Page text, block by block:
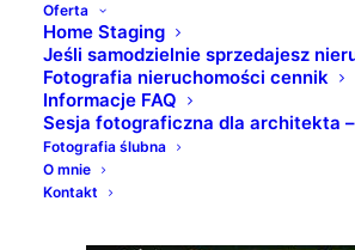
Oferta
Home Staging
Jeśli samodzielnie sprzedajesz
Fotografia nieruchomości cennik
Informacje FAQ
Sesja fotograficzna dla architekta
Fotografia ślubna
O mnie
Kontakt